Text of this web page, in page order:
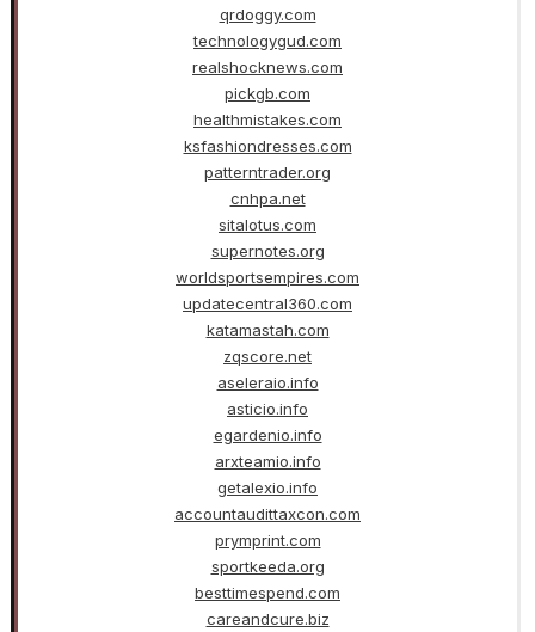
qrdoggy.com
technologygud.com
realshocknews.com
pickgb.com
healthmistakes.com
ksfashiondresses.com
patterntrader.org
cnhpa.net
sitalotus.com
supernotes.org
worldsportsempires.com
updatecentral360.com
katamastah.com
zqscore.net
aseleraio.info
asticio.info
egardenio.info
arxteamio.info
getalexio.info
accountaudittaxcon.com
prymprint.com
sportkeeda.org
besttimespend.com
careandcure.biz